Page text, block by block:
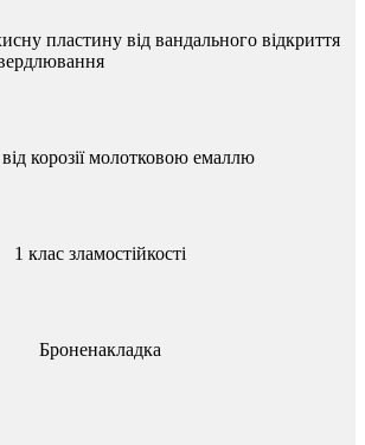
пластину від вандального відкриття
від корозії молотковою емаллю
1 клас зламостійкості
Броненакладка